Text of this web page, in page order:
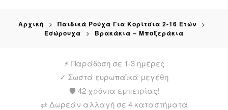
Αρχική
Παιδικά Ρούχα Για Κορίτσια 2-16 Ετών
Εσώρουχα
Βρακάκια – Μποξεράκια
⚡ Παράδοση σε 1-3 ημέρες
✓ Σωστά ευρωπαϊκά μεγέθη
🛡️ 42 χρόνια εμπειρίας!
⇄ Δωρεάν αλλαγή σε 4 καταστήματα